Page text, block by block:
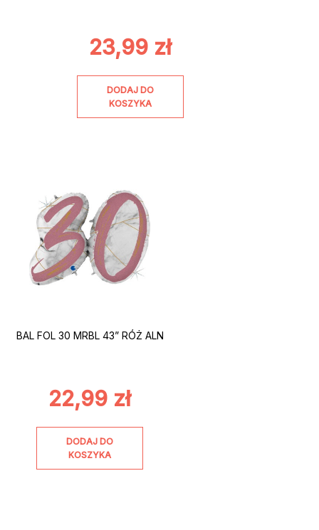
23,99 zł
DODAJ DO
KOSZYKA
BAL FOL 30 MRBL 43” RÓŻ ALN
22,99 zł
DODAJ DO
KOSZYKA